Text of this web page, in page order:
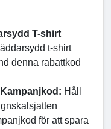
T-shirt
t-shirt
denna rabattkod
Håll
för att spara